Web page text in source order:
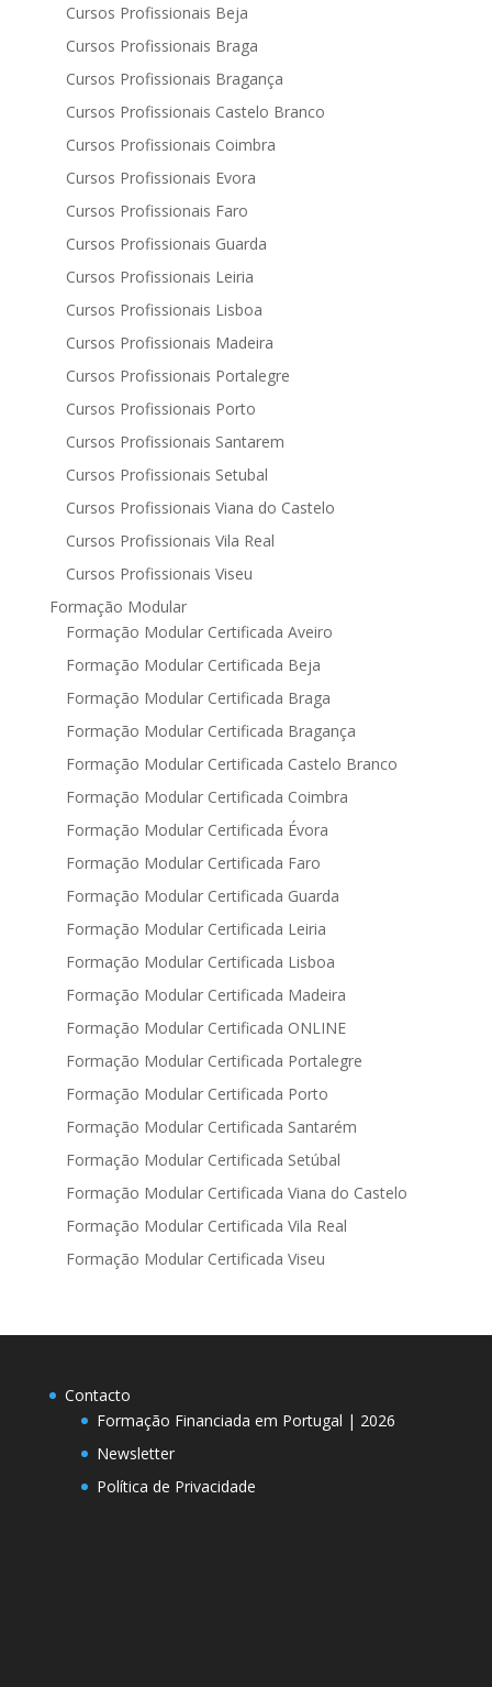
Cursos Profissionais Beja
Cursos Profissionais Braga
Cursos Profissionais Bragança
Cursos Profissionais Castelo Branco
Cursos Profissionais Coimbra
Cursos Profissionais Evora
Cursos Profissionais Faro
Cursos Profissionais Guarda
Cursos Profissionais Leiria
Cursos Profissionais Lisboa
Cursos Profissionais Madeira
Cursos Profissionais Portalegre
Cursos Profissionais Porto
Cursos Profissionais Santarem
Cursos Profissionais Setubal
Cursos Profissionais Viana do Castelo
Cursos Profissionais Vila Real
Cursos Profissionais Viseu
Formação Modular
Formação Modular Certificada Aveiro
Formação Modular Certificada Beja
Formação Modular Certificada Braga
Formação Modular Certificada Bragança
Formação Modular Certificada Castelo Branco
Formação Modular Certificada Coimbra
Formação Modular Certificada Évora
Formação Modular Certificada Faro
Formação Modular Certificada Guarda
Formação Modular Certificada Leiria
Formação Modular Certificada Lisboa
Formação Modular Certificada Madeira
Formação Modular Certificada ONLINE
Formação Modular Certificada Portalegre
Formação Modular Certificada Porto
Formação Modular Certificada Santarém
Formação Modular Certificada Setúbal
Formação Modular Certificada Viana do Castelo
Formação Modular Certificada Vila Real
Formação Modular Certificada Viseu
Contacto
Formação Financiada em Portugal | 2026
Newsletter
Política de Privacidade